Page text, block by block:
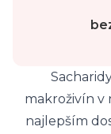
makroživín v
najlepším